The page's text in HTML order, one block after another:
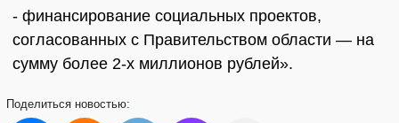
- финансирование социальных проектов,
согласованных с Правительством области — на
сумму более 2-х миллионов рублей».
Поделиться новостью: